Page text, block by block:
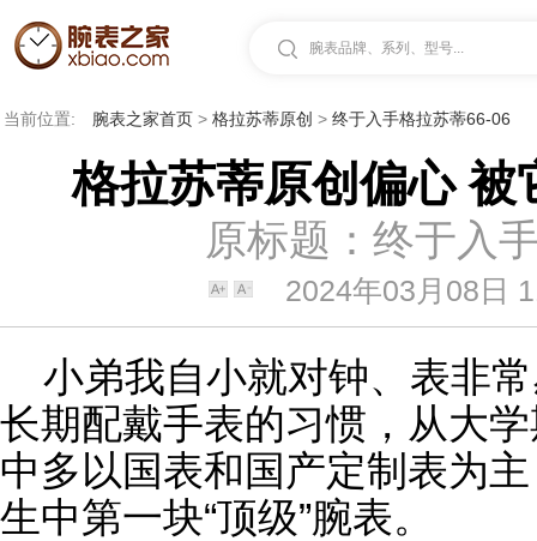
腕表品牌、系列、型号...
当前位置: 腕表之家首页 > 格拉苏蒂原创 > 终于入手格拉苏蒂66-06
格拉苏蒂原创偏心 被
原标题：终于入
2024年03月08日
小弟我自小就对钟、 表非
长期配戴手表的习惯，从大
中多以国表和国产定制表为
生中第一块“顶级”腕表。